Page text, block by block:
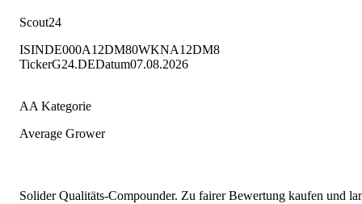
Scout24
ISINDE000A12DM80WKNA12DM8
TickerG24.DEDatum07.08.2026
AA Kategorie
Average Grower
Solider Qualitäts-Compounder. Zu fairer Bewertung kaufen und